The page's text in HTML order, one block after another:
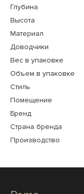
Глубина
Высота
Материал
Доводчики
Вес в упаковке
Объем в упаковке
Стиль
Помещение
Бренд
Страна бренда
Производство